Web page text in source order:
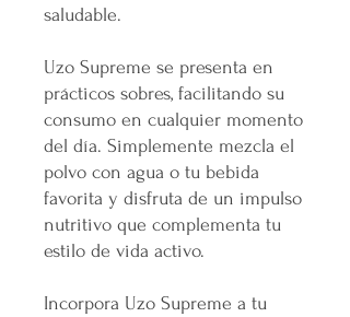
saludable.
Uzo Supreme se presenta en
prácticos sobres, facilitando su
consumo en cualquier momento
del día. Simplemente mezcla el
polvo con agua o tu bebida
favorita y disfruta de un impulso
nutritivo que complementa tu
estilo de vida activo.
Incorpora Uzo Supreme a tu